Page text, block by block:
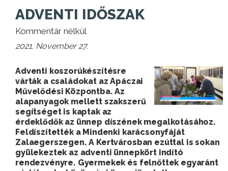
ADVENTI IDŐSZAK
Kommentár nélkül
2021. November 27.
Adventi koszorúkészítésre
várták a családokat az Apáczai
Művelődési Központba. Az
alapanyagok mellett szakszerű
segítséget is kaptak az
érdeklődők az ünnep díszének megalkotásához.
Feldíszítették a Mindenki karácsonyfáját
Zalaegerszegen. A Kertvárosban ezúttal is sokan
gyülekeztek az adventi ünnepkört indító
rendezvényre. Gyermekek és felnőttek egyaránt